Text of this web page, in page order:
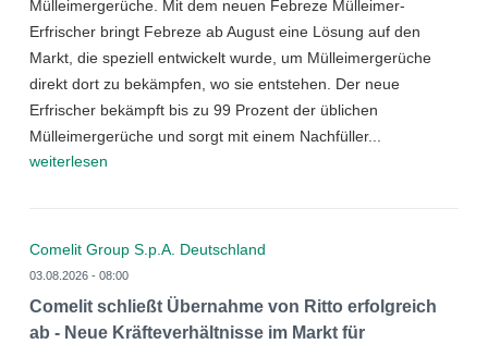
Mülleimergerüche. Mit dem neuen Febreze Mülleimer-
Erfrischer bringt Febreze ab August eine Lösung auf den
Markt, die speziell entwickelt wurde, um Mülleimergerüche
direkt dort zu bekämpfen, wo sie entstehen. Der neue
Erfrischer bekämpft bis zu 99 Prozent der üblichen
Mülleimergerüche und sorgt mit einem Nachfüller...
weiterlesen
Comelit Group S.p.A. Deutschland
03.08.2026 - 08:00
Comelit schließt Übernahme von Ritto erfolgreich
ab - Neue Kräfteverhältnisse im Markt für